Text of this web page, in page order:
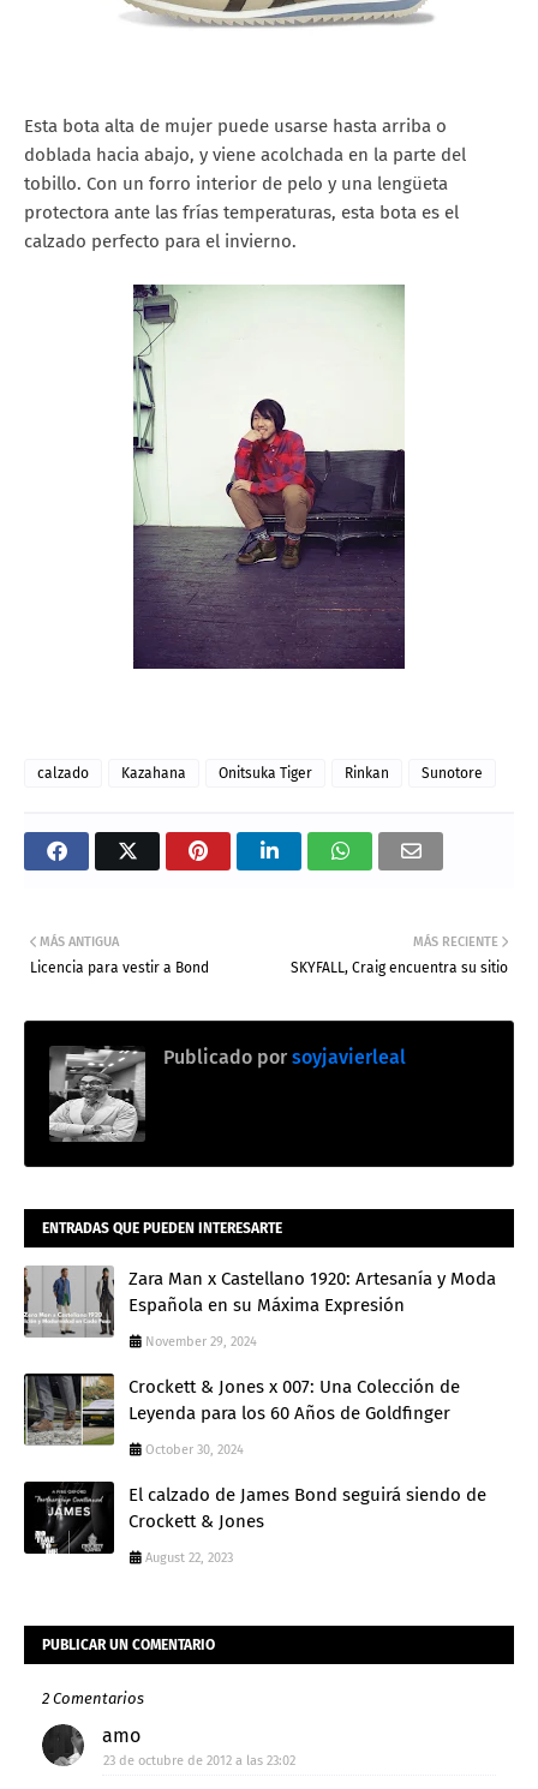
Esta bota alta de mujer puede usarse hasta arriba o
doblada hacia abajo, y viene acolchada en la parte del
tobillo. Con un forro interior de pelo y una lengüeta
protectora ante las frías temperaturas, esta bota es el
calzado perfecto para el invierno.
calzado Kazahana Onitsuka Tiger Rinkan Sunotore
MÁS RECIENTE
SKYFALL, Craig encuentra su sitio
MÁS ANTIGUA
Licencia para vestir a Bond
Publicado por soyjavierleal
ENTRADAS QUE PUEDEN INTERESARTE
Zara Man x Castellano 1920: Artesanía y Moda
Española en su Máxima Expresión
November 29, 2024
Crockett & Jones x 007: Una Colección de
Leyenda para los 60 Años de Goldfinger
October 30, 2024
El calzado de James Bond seguirá siendo de
Crockett & Jones
August 22, 2023
PUBLICAR UN COMENTARIO
2 Comentarios
amo
23 de octubre de 2012 a las 23:02